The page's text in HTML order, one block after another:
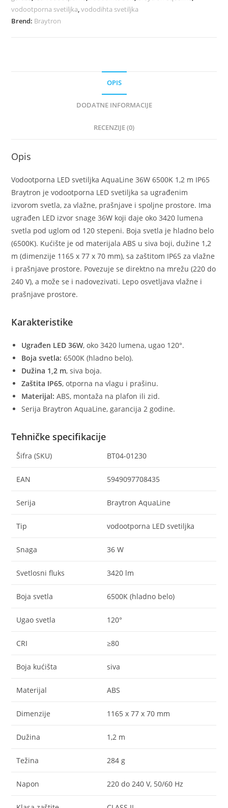
vodootporna svetiljka ,vododihta svetiljka
Brend: Braytron
OPIS
DODATNE INFORMACIJE
RECENZIJE (0)
Opis
Vodootporna LED svetiljka AquaLine 36W 6500K 1,2 m IP65
Braytron je vodootporna LED svetiljka sa ugrađenim
izvorom svetla, za vlažne, prašnjave i spoljne prostore. Ima
ugrađen LED izvor snage 36W koji daje oko 3420 lumena
svetla pod uglom od 120 stepeni. Boja svetla je hladno belo
(6500K). Kućište je od materijala ABS u siva boji, dužine 1,2
m (dimenzije 1165 x 77 x 70 mm), sa zaštitom IP65 za vlažne
i prašnjave prostore. Povezuje se direktno na mrežu (220 do
240 V), a može se i nadovezivati. Lepo osvetljava vlažne i
prašnjave prostore.
Karakteristike
Ugrađen LED 36W, oko 3420 lumena, ugao 120°.
Boja svetla: 6500K (hladno belo).
Dužina 1,2 m, siva boja.
Zaštita IP65, otporna na vlagu i prašinu.
Materijal: ABS, montaža na plafon ili zid.
Serija Braytron AquaLine, garancija 2 godine.
Tehničke specifikacije
Šifra (SKU) BT04-01230
EAN 5949097708435
Serija Braytron AquaLine
Tip vodootporna LED svetiljka
Snaga 36 W
Svetlosni fluks 3420 lm
Boja svetla 6500K (hladno belo)
Ugao svetla 120°
CRI ≥80
Boja kućišta siva
Materijal ABS
Dimenzije 1165 x 77 x 70 mm
Dužina 1,2 m
Težina 284 g
Napon 220 do 240 V, 50/60 Hz